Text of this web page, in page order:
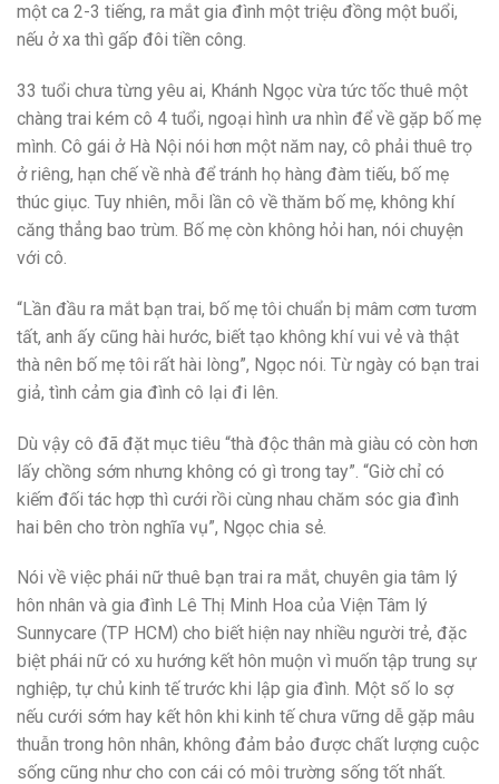
một ca 2-3 tiếng, ra mắt gia đình một triệu đồng một buổi,
nếu ở xa thì gấp đôi tiền công.
33 tuổi chưa từng yêu ai, Khánh Ngọc vừa tức tốc thuê một
chàng trai kém cô 4 tuổi, ngoại hình ưa nhìn để về gặp bố mẹ
mình. Cô gái ở Hà Nội nói hơn một năm nay, cô phải thuê trọ
ở riêng, hạn chế về nhà để tránh họ hàng đàm tiếu, bố mẹ
thúc giục. Tuy nhiên, mỗi lần cô về thăm bố mẹ, không khí
căng thẳng bao trùm. Bố mẹ còn không hỏi han, nói chuyện
với cô.
“Lần đầu ra mắt bạn trai, bố mẹ tôi chuẩn bị mâm cơm tươm
tất, anh ấy cũng hài hước, biết tạo không khí vui vẻ và thật
thà nên bố mẹ tôi rất hài lòng”, Ngọc nói. Từ ngày có bạn trai
giả, tình cảm gia đình cô lại đi lên.
Dù vậy cô đã đặt mục tiêu “thà độc thân mà giàu có còn hơn
lấy chồng sớm nhưng không có gì trong tay”. “Giờ chỉ có
kiếm đối tác hợp thì cưới rồi cùng nhau chăm sóc gia đình
hai bên cho tròn nghĩa vụ”, Ngọc chia sẻ.
Nói về việc phái nữ thuê bạn trai ra mắt, chuyên gia tâm lý
hôn nhân và gia đình Lê Thị Minh Hoa của Viện Tâm lý
Sunnycare (TP HCM) cho biết hiện nay nhiều người trẻ, đặc
biệt phái nữ có xu hướng kết hôn muộn vì muốn tập trung sự
nghiệp, tự chủ kinh tế trước khi lập gia đình. Một số lo sợ
nếu cưới sớm hay kết hôn khi kinh tế chưa vững dễ gặp mâu
thuẫn trong hôn nhân, không đảm bảo được chất lượng cuộc
sống cũng như cho con cái có môi trường sống tốt nhất.